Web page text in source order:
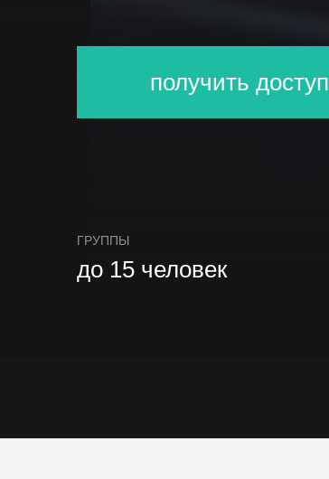
получить доступ
до 15 человек
ГРУППЫ